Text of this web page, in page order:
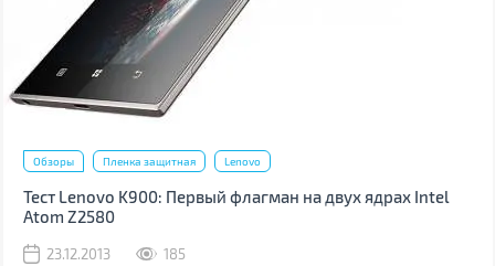
Обзоры Пленка защитная Lenovo
Тест Lenovo K900: Первый флагман на двух ядрах Intel
Atom Z2580
23.12.2013 185